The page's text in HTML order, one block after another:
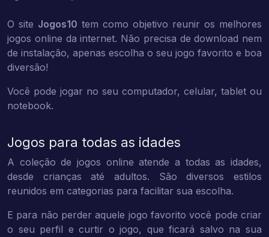
O site Jogos10 tem como objetivo reunir os melhores
jogos online da internet. Não precisa de download nem
de instalação, apenas escolha o seu jogo favorito e boa
diversão!
Você pode jogar no seu computador, celular, tablet ou
notebook.
Jogos para todas as idades
A coleção de jogos online atende a todas as idades,
desde crianças até adultos. São diversos estilos
reunidos em categorias para facilitar sua escolha.
E para não perder aquele jogo favorito você pode criar
o seu perfil e curtir o jogo, que ficará salvo na sua